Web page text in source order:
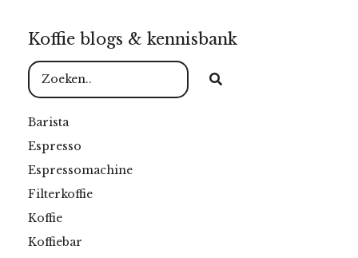
Koffie blogs & kennisbank
Barista
Espresso
Espressomachine
Filterkoffie
Koffie
Koffiebar